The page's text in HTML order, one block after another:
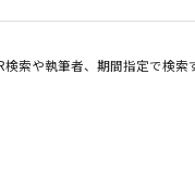
検索や執筆者、期間指定で検索